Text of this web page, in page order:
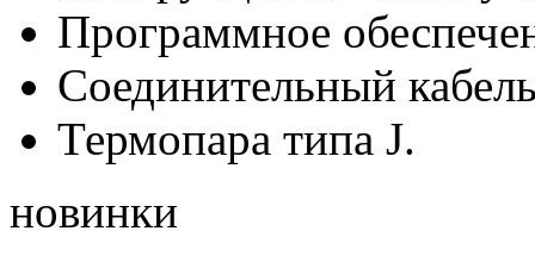
Программное
Соединительный
Термопара типа J.
новинки